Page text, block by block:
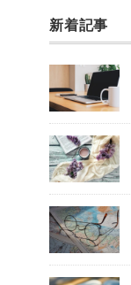
新着記事